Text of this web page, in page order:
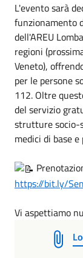
L'evento sarà
funzionamento
dell'AREU
regioni
Veneto),
per le persone
112. Oltre
del servizio
strutture socio-
medici di base
https://bit.ly/
Vi aspettiamo